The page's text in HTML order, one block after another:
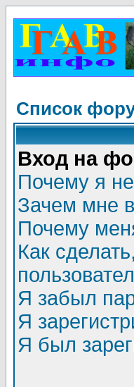
Список
Вход на
Почему я
Зачем мне
Почему
Как
Я забыл
Я
Я был